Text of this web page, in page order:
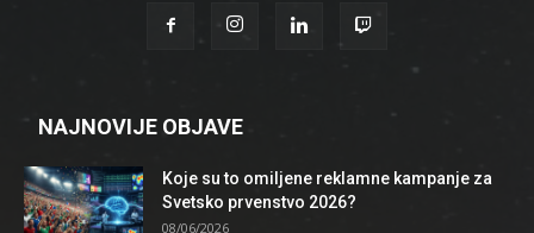
NAJNOVIJE OBJAVE
Koje su to omiljene reklamne kampanje za
Svetsko prvenstvo 2026?
08/06/2026